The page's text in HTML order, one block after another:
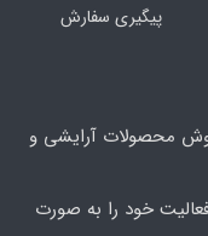
پیگیری سفارش
محصولات آرایشی و
فعالیت خود را به صورت